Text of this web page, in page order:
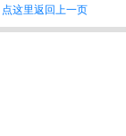
点这里返回上一页